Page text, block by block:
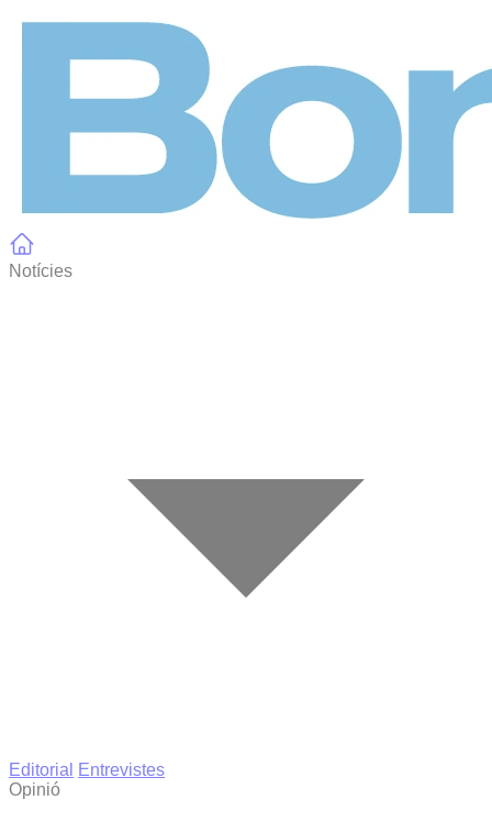
Notícies
Editorial
Entrevistes
Opinió